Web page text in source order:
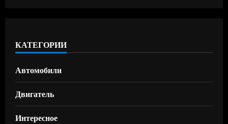
КАТЕГОРИИ
Автомобили
Двигатель
Интересное